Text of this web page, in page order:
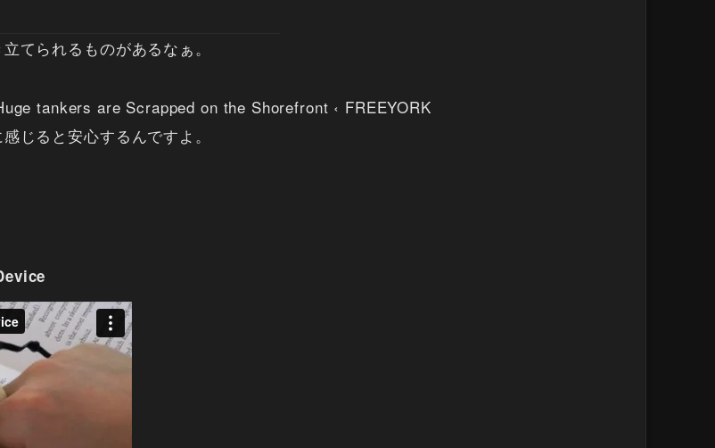
てられるものがあるなぁ。
tankers are Scrapped on the Shorefront ‹ FREEYORK
じると安心するんですよ。